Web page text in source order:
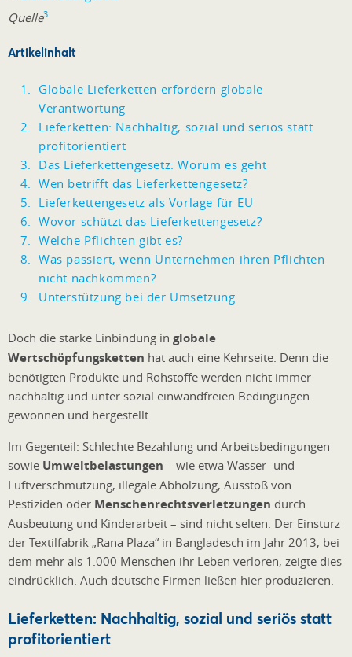
Quelle3
Artikelinhalt
Globale Lieferketten erfordern globale
Verantwortung
Lieferketten: Nachhaltig, sozial und seriös statt
profitorientiert
Das Lieferkettengesetz: Worum es geht
Wen betrifft das Lieferkettengesetz?
Lieferkettengesetz als Vorlage für EU
Wovor schützt das Lieferkettengesetz?
Welche Pflichten gibt es?
Was passiert, wenn Unternehmen ihren Pflichten
nicht nachkommen?
Unterstützung bei der Umsetzung
Doch die starke Einbindung in globale
Wertschöpfungsketten hat auch eine Kehrseite. Denn die
benötigten Produkte und Rohstoffe werden nicht immer
nachhaltig und unter sozial einwandfreien Bedingungen
gewonnen und hergestellt.
Im Gegenteil: Schlechte Bezahlung und Arbeitsbedingungen
sowie Umweltbelastungen – wie etwa Wasser- und
Luftverschmutzung, illegale Abholzung, Ausstoß von
Pestiziden oder Menschenrechtsverletzungen durch
Ausbeutung und Kinderarbeit – sind nicht selten. Der Einsturz
der Textilfabrik „Rana Plaza“ in Bangladesch im Jahr 2013, bei
dem mehr als 1.000 Menschen ihr Leben verloren, zeigte dies
eindrücklich. Auch deutsche Firmen ließen hier produzieren.
Lieferketten: Nachhaltig, sozial und seriös statt
profitorientiert